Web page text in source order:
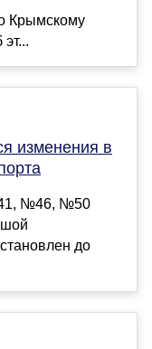
Крымскому
изменения в
№46, №50
до